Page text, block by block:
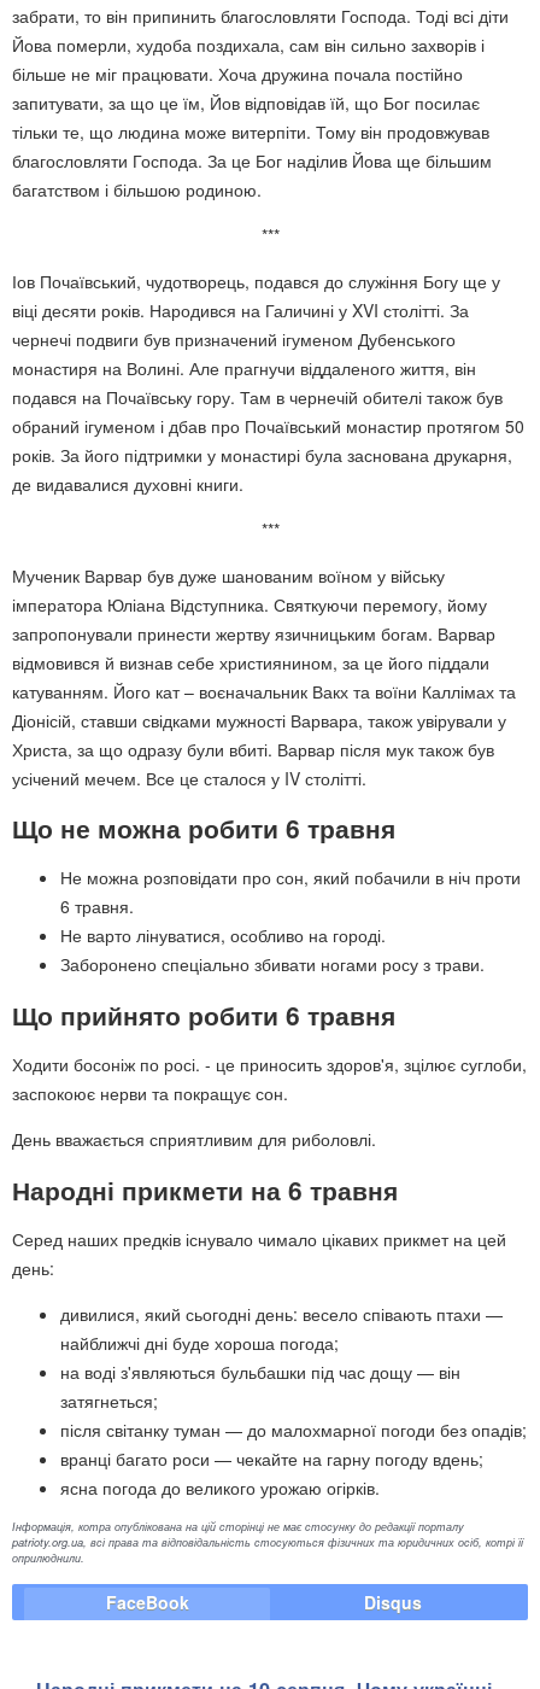
забрати, то він припинить благословляти Господа. Тоді всі діти
Йова померли, худоба поздихала, сам він сильно захворів і
більше не міг працювати. Хоча дружина почала постійно
запитувати, за що це їм, Йов відповідав їй, що Бог посилає
тільки те, що людина може витерпіти. Тому він продовжував
благословляти Господа. За це Бог наділив Йова ще більшим
багатством і більшою родиною.
***
Іов Почаївський, чудотворець, подався до служіння Богу ще у
віці десяти років. Народився на Галичині у XVI столітті. За
чернечі подвиги був призначений ігуменом Дубенського
монастиря на Волині. Але прагнучи віддаленого життя, він
подався на Почаївську гору. Там в чернечій обителі також був
обраний ігуменом і дбав про Почаївський монастир протягом 50
років. За його підтримки у монастирі була заснована друкарня,
де видавалися духовні книги.
***
Мученик Варвар був дуже шанованим воїном у війську
імператора Юліана Відступника. Святкуючи перемогу, йому
запропонували принести жертву язичницьким богам. Варвар
відмовився й визнав себе християнином, за це його піддали
катуванням. Його кат – воєначальник Вакх та воїни Каллімах та
Діонісій, ставши свідками мужності Варвара, також увірували у
Христа, за що одразу були вбиті. Варвар після мук також був
усічений мечем. Все це сталося у IV столітті.
Що не можна робити 6 травня
Не можна розповідати про сон, який побачили в ніч проти
6 травня.
Не варто лінуватися, особливо на городі.
Заборонено спеціально збивати ногами росу з трави.
Що прийнято робити 6 травня
Ходити босоніж по росі. - це приносить здоров'я, зцілює суглоби,
заспокоює нерви та покращує сон.
День вважається сприятливим для риболовлі.
Народні прикмети на 6 травня
Серед наших предків існувало чимало цікавих прикмет на цей
день:
дивилися, який сьогодні день: весело співають птахи —
найближчі дні буде хороша погода;
на воді з'являються бульбашки під час дощу — він
затягнеться;
після світанку туман — до малохмарної погоди без опадів;
вранці багато роси — чекайте на гарну погоду вдень;
ясна погода до великого урожаю огірків.
Інформація, котра опублікована на цій сторінці не має стосунку до редакції порталу
patrioty.org.ua, всі права та відповідальність стосуються фізичних та юридичних осіб, котрі її
оприлюднили.
FaceBook Disqus